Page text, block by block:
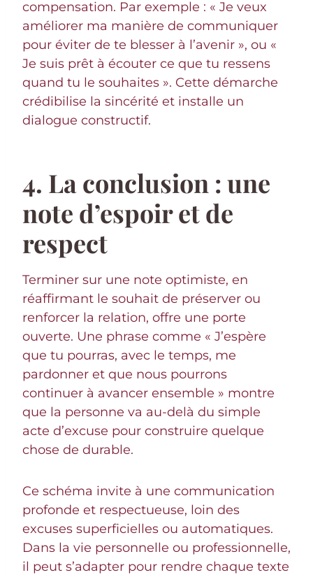
compensation. Par exemple : « Je veux
améliorer ma manière de communiquer
pour éviter de te blesser à l’avenir », ou «
Je suis prêt à écouter ce que tu ressens
quand tu le souhaites ». Cette démarche
crédibilise la sincérité et installe un
dialogue constructif.
4. La conclusion : une
note d’espoir et de
respect
Terminer sur une note optimiste, en
réaffirmant le souhait de préserver ou
renforcer la relation, offre une porte
ouverte. Une phrase comme « J’espère
que tu pourras, avec le temps, me
pardonner et que nous pourrons
continuer à avancer ensemble » montre
que la personne va au-delà du simple
acte d’excuse pour construire quelque
chose de durable.
Ce schéma invite à une communication
profonde et respectueuse, loin des
excuses superficielles ou automatiques.
Dans la vie personnelle ou professionnelle,
il peut s’adapter pour rendre chaque texte